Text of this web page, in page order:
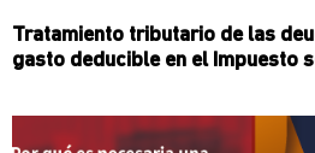
Tratamiento tributario de las
gasto deducible en el Impuesto